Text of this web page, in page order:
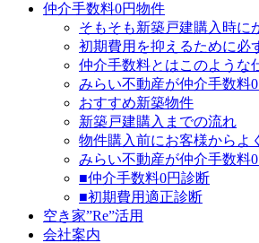
仲介手数料0円物件
そもそも新築戸建購入時に
初期費用を抑えるために必
仲介手数料とはこのような
みらい不動産が仲介手数料
おすすめ新築物件
新築戸建購入までの流れ
物件購入前にお客様からよ
みらい不動産が仲介手数料
■仲介手数料0円診断
■初期費用適正診断
空き家”Re”活用
会社案内